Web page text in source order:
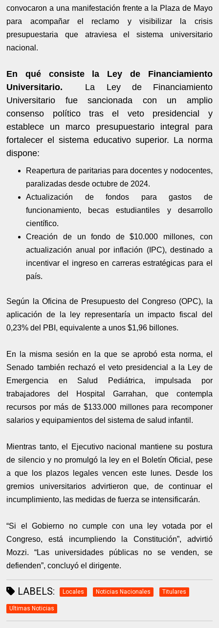
convocaron a una manifestación frente a la Plaza de Mayo
para acompañar el reclamo y visibilizar la crisis
presupuestaria que atraviesa el sistema universitario
nacional.
En qué consiste la Ley de Financiamiento
Universitario. La Ley de Financiamiento
Universitario fue sancionada con un amplio
consenso político tras el veto presidencial y
establece un marco presupuestario integral para
fortalecer el sistema educativo superior. La norma
dispone:
Reapertura de paritarias para docentes y nodocentes,
paralizadas desde octubre de 2024.
Actualización de fondos para gastos de
funcionamiento, becas estudiantiles y desarrollo
científico.
Creación de un fondo de $10.000 millones, con
actualización anual por inflación (IPC), destinado a
incentivar el ingreso en carreras estratégicas para el
país.
Según la Oficina de Presupuesto del Congreso (OPC), la
aplicación de la ley representaría un impacto fiscal del
0,23% del PBI, equivalente a unos $1,96 billones.
En la misma sesión en la que se aprobó esta norma, el
Senado también rechazó el veto presidencial a la Ley de
Emergencia en Salud Pediátrica, impulsada por
trabajadores del Hospital Garrahan, que contempla
recursos por más de $133.000 millones para recomponer
salarios y equipamientos del sistema de salud infantil.
Mientras tanto, el Ejecutivo nacional mantiene su postura
de silencio y no promulgó la ley en el Boletín Oficial, pese
a que los plazos legales vencen este lunes. Desde los
gremios universitarios advirtieron que, de continuar el
incumplimiento, las medidas de fuerza se intensificarán.
“Si el Gobierno no cumple con una ley votada por el
Congreso, está incumpliendo la Constitución”, advirtió
Mozzi. “Las universidades públicas no se venden, se
defienden”, concluyó el dirigente.
LABELS: Locales Noticias Nacionales Titulares
Ultimas Noticias